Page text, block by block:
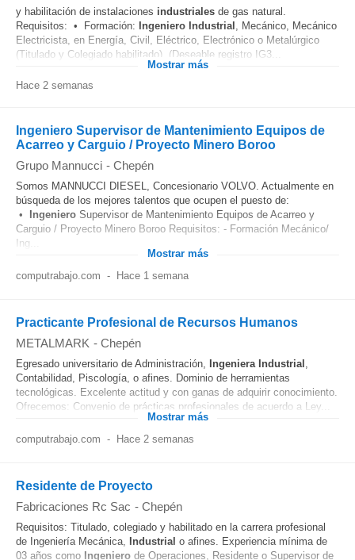
y habilitación de instalaciones industriales de gas natural.
Requisitos: • Formación:
Ingeniero Industrial , Mecánico, Mecánico
Electricista, en Energía, Civil, Eléctrico, Electrónico o Metalúrgico
(Titulado y Colegiado habilitado). (Deseable registro IG3...
Mostrar más
Hace 2 semanas
Ingeniero Supervisor de Mantenimiento Equipos de
Acarreo y Carguio / Proyecto Minero Boroo
Grupo Mannucci - Chepén
Somos MANNUCCI DIESEL, Concesionario VOLVO. Actualmente en
búsqueda de los mejores talentos que ocupen el puesto de:
• Ingeniero Supervisor de Mantenimiento Equipos de Acarreo y
Carguio / Proyecto Minero Boroo Requisitos: - Formación Mecánico/
Ing...
Mostrar más
computrabajo.com - Hace 1 semana
Practicante Profesional de Recursos Humanos
METALMARK - Chepén
Egresado universitario de Administración, Ingeniera Industrial ,
Contabilidad, Piscología, o afines. Dominio de herramientas
tecnológicas. Excelente actitud y con ganas de adquirir conocimiento.
Ofrecemos: Convenio de prácticas profesionales de acuerdo a Ley...
Mostrar más
computrabajo.com - Hace 2 semanas
Residente de Proyecto
Fabricaciones Rc Sac - Chepén
Requisitos: Titulado, colegiado y habilitado en la carrera profesional
de Ingeniería Mecánica,
Industrial o afines. Experiencia mínima de
03 años como Ingeniero de Operaciones, Residente o Supervisor de